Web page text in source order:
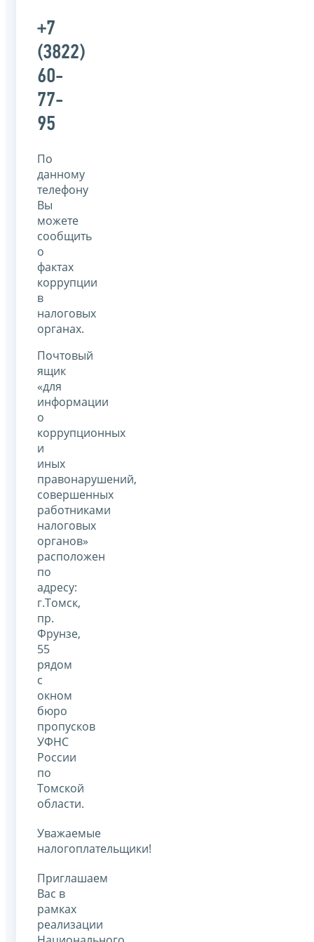
+7
(3822)
60-
77-
95
По
данному
телефону
Вы
можете
сообщить
о
фактах
коррупции
в
налоговых
органах.
Почтовый
ящик
«для
информации
о
коррупционных
и
иных
правонарушений,
совершенных
работниками
налоговых
органов»
расположен
по
адресу:
г.Томск,
пр.
Фрунзе,
55
рядом
с
окном
бюро
пропусков
УФНС
России
по
Томской
области.
Уважаемые
налогоплательщики!
Приглашаем
Вас в
рамках
реализации